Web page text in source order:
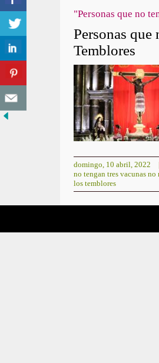
"Personas que no
Personas
Temblores
domingo, 10 abril, 2022
no tengan tres vacunas
los temblores